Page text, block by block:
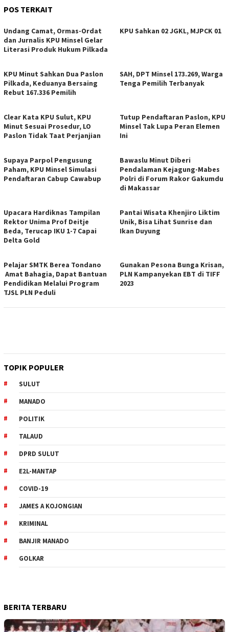
POS TERKAIT
Undang Camat, Ormas-Ordat
dan Jurnalis KPU Minsel Gelar
Literasi Produk Hukum Pilkada
KPU Sahkan 02 JGKL, MJPCK 01
KPU Minut Sahkan Dua Paslon
Pilkada, Keduanya Bersaing
Rebut 167.336 Pemilih
SAH, DPT Minsel 173.269, Warga
Tenga Pemilih Terbanyak
Clear Kata KPU Sulut, KPU
Minut Sesuai Prosedur, LO
Paslon Tidak Taat Perjanjian
Tutup Pendaftaran Paslon, KPU
Minsel Tak Lupa Peran Elemen
Ini
Supaya Parpol Pengusung
Paham, KPU Minsel Simulasi
Pendaftaran Cabup Cawabup
Bawaslu Minut Diberi
Pendalaman Kejagung-Mabes
Polri di Forum Rakor Gakumdu
di Makassar
Upacara Hardiknas Tampilan
Rektor Unima Prof Deitje
Beda, Terucap IKU 1-7 Capai
Delta Gold
Pantai Wisata Khenjiro Liktim
Unik, Bisa Lihat Sunrise dan
Ikan Duyung
Pelajar SMTK Berea Tondano
Amat Bahagia, Dapat Bantuan
Pendidikan Melalui Program
TJSL PLN Peduli
Gunakan Pesona Bunga Krisan,
PLN Kampanyekan EBT di TIFF
2023
TOPIK POPULER
SULUT
MANADO
POLITIK
TALAUD
DPRD SULUT
E2L-MANTAP
COVID-19
JAMES A KOJONGIAN
KRIMINAL
BANJIR MANADO
GOLKAR
BERITA TERBARU